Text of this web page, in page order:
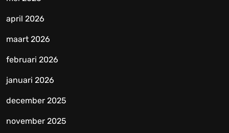
april 2026
maart 2026
februari 2026
januari 2026
december 2025
november 2025